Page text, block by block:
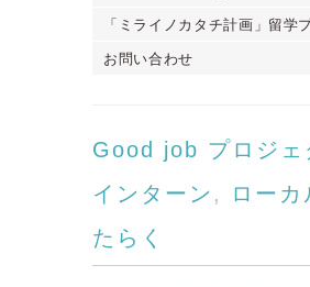
「ミライノカタチ計画」留学
お問い合わせ
Good job プロジェ
インターン ,
ローカ
たらく